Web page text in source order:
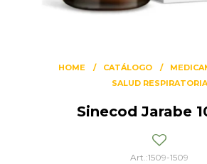
HOME CATÁLOGO
SALUD RESPIRATORIA
Sinecod Jarabe
1509-1509